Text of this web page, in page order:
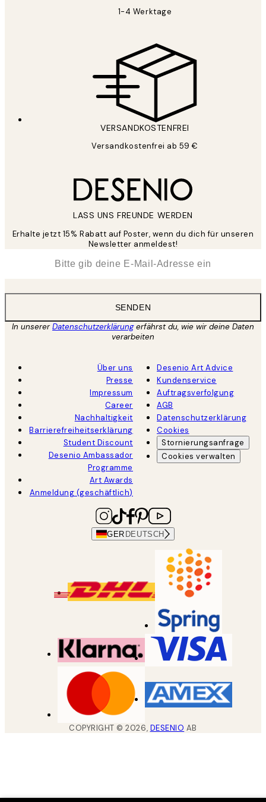
1-4 Werktage
VERSANDKOSTENFREI
Versandkostenfrei ab 59 €
LASS UNS FREUNDE WERDEN
Erhalte jetzt 15% Rabatt auf Poster, wenn du dich für unseren
Newsletter anmeldest!
SENDEN
In unsererDatenschutzerklärungerfährst du, wie wir deine Daten
verarbeiten
Über uns
Presse
Impressum
Career
Nachhaltigkeit
Barrierefreiheitserklärung
Student Discount
Desenio Ambassador
Programme
Art Awards
Anmeldung (geschäftlich)
Desenio Art Advice
Kundenservice
Auftragsverfolgung
AGB
Datenschutzerklärung
Cookies
Stornierungsanfrage
Cookies verwalten
GER DEUTSCH
COPYRIGHT ©2026, DESENIO AB